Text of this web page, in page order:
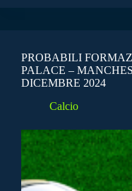
PROBABILI
PALACE –
DICEMBRE 2024
Calcio